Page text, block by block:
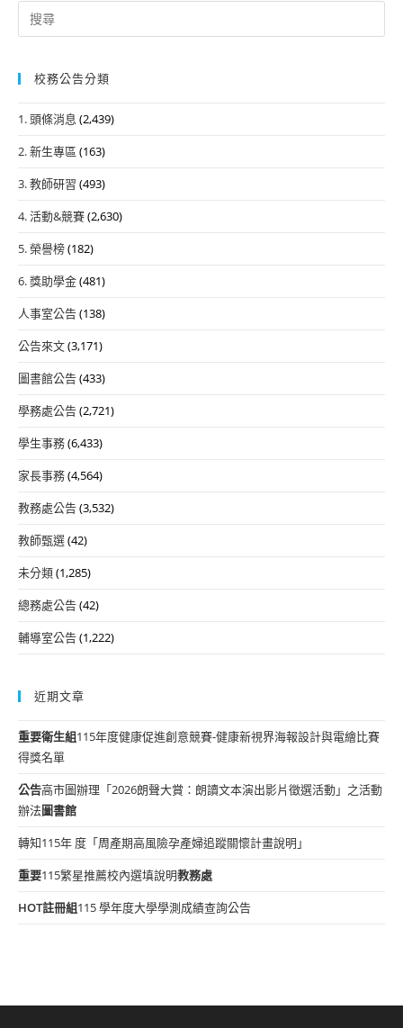
Search
for:
校務公告分類
1. 頭條消息 (2,439)
2. 新生專區 (163)
3. 教師研習 (493)
4. 活動&競賽(2,630)
5. 榮譽榜(182)
6. 獎助學金(481)
人事室公告(138)
公告來文(3,171)
圖書館公告(433)
學務處公告(2,721)
學生事務(6,433)
家長事務(4,564)
教務處公告(3,532)
教師甄選(42)
未分類(1,285)
總務處公告(42)
輔導室公告(1,222)
近期文章
重要衛生組115年度健康促進創意競賽-健康新視界海報設計與電繪比賽
得獎名單
公告高市圖辦理「2026朗聲大賞：朗讀文本演出影片徵選活動」之活動
辦法圖書館
轉知115年 度「周產期高風險孕產婦追蹤關懷計畫說明」
重要115繁星推薦校內選填說明教務處
HOT註冊組115 學年度大學學測成績查詢公告